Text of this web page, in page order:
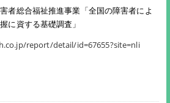
者総合福祉推進事業「全国の障害者によ
に資する基礎調査」
report/detail/id=67655?site=nli